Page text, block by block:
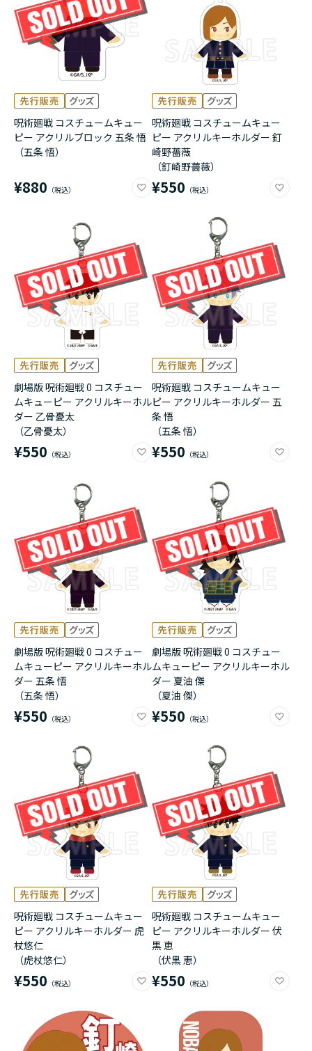
呪術廻戦 コスチュームキュー
ピー アクリルブロック 五条 悟
（五条 悟）
¥880
呪術廻戦 コスチュームキュー
ピー アクリルキーホルダー 釘
崎野薔薇
（釘崎野薔薇）
¥550
劇場版 呪術廻戦 0 コスチュー
ムキューピー アクリルキーホル
ダー 乙骨憂太
（乙骨憂太）
¥550
呪術廻戦 コスチュームキュー
ピー アクリルキーホルダー 五
条 悟
（五条 悟）
¥550
劇場版 呪術廻戦 0 コスチュー
ムキューピー アクリルキーホル
ダー 五条 悟
（五条 悟）
¥550
劇場版 呪術廻戦 0 コスチュー
ムキューピー アクリルキーホル
ダー 夏油 傑
（夏油 傑）
¥550
呪術廻戦 コスチュームキュー
ピー アクリルキーホルダー 虎
杖悠仁
（虎杖悠仁）
¥550
呪術廻戦 コスチュームキュー
ピー アクリルキーホルダー 伏
黒 恵
（伏黒 恵）
¥550